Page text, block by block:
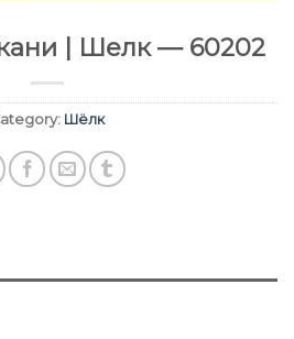
| Шелк — 60202
Шёлк